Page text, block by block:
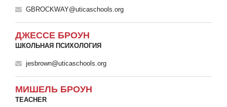
GBROCKWAY@uticaschools.org
ДЖЕССЕ БРОУН
ШКОЛЬНАЯ ПСИХОЛОГИЯ
jesbrown@uticaschools.org
МИШЕЛЬ БРОУН
TEACHER